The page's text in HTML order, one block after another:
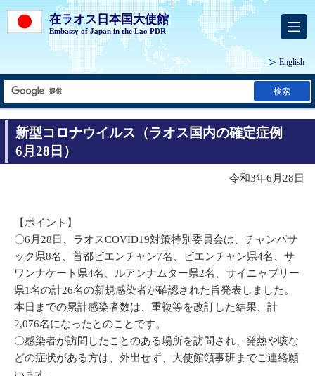
在ラオス日本国大使館
Embassy of Japan in the Lao PDR
English
検索
新型コロナウイルス（ラオス国内の確定症例
6月28日）
令和3年6月28日
【ポイント】
〇6月28日、ラオスCOVID19対策特別委員会は、チャンパサ
ック県8名、首都ビエンチャン7名、ビエンチャン県4名、サ
ワンナケート県4名、ルアンナムター県2名、サイニャブリー
県1名の計26名の新規感染者が確認された旨発表しました。
本日までの累計感染者数は、重複等を改訂した結果、計
2,076名になったとのことです。
〇感染者が訪問したことのある場所を訪問され、発熱や咳な
どの症状がある方は、外出せず、大使館領事班までご連絡願